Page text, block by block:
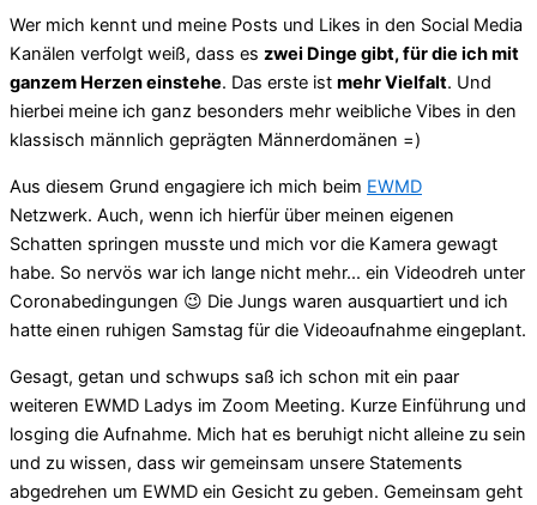
Wer mich kennt und meine Posts und Likes in den Social Media
Kanälen verfolgt weiß, dass es zwei Dinge gibt, für die ich mit
ganzem Herzen einstehe. Das erste ist mehr Vielfalt. Und
hierbei meine ich ganz besonders mehr weibliche Vibes in den
klassisch männlich geprägten Männerdomänen =)
Aus diesem Grund engagiere ich mich beim EWMD
Netzwerk. Auch, wenn ich hierfür über meinen eigenen
Schatten springen musste und mich vor die Kamera gewagt
habe. So nervös war ich lange nicht mehr... ein Videodreh unter
Coronabedingungen 😉 Die Jungs waren ausquartiert und ich
hatte einen ruhigen Samstag für die Videoaufnahme eingeplant.
Gesagt, getan und schwups saß ich schon mit ein paar
weiteren EWMD Ladys im Zoom Meeting. Kurze Einführung und
losging die Aufnahme. Mich hat es beruhigt nicht alleine zu sein
und zu wissen, dass wir gemeinsam unsere Statements
abgedrehen um EWMD ein Gesicht zu geben. Gemeinsam geht